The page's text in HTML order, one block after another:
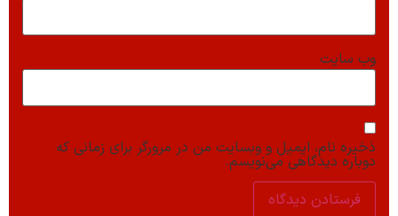
وب‌ سایت
ذخیره نام، ایمیل و وبسایت من در مرورگر برای زمانی که
دوباره دیدگاهی می‌نویسم.